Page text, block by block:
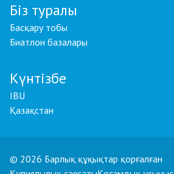
Біз туралы
Басқару тобы
Биатлон базалары
Күнтізбе
IBU
Қазақстан
© 2026 Барлық құқықтар қорғалған